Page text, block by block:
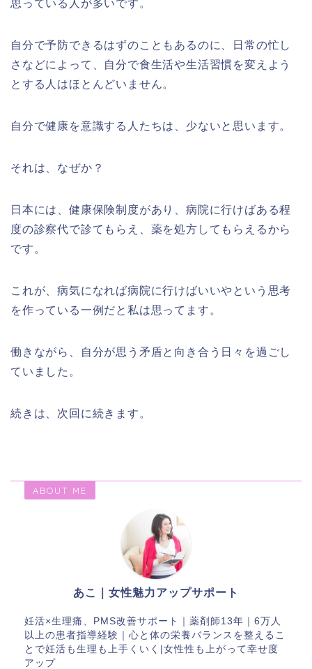
思っている人が多いです。
自分で予防できるはずのこともあるのに、日常の忙し
さなどによって、自分で食生活や生活習慣を変えよう
とする人はほとんどいません。
自分で健康を意識する人たちは、少ないと思います。
それは、なぜか？
日本には、健康保険制度があり、病院に行けばある程
度の診察代で診てもらえ、薬を処方してもらえるから
です。
これが、病気になれば病院に行けばいいやという思考
を作っている一例だと私は思ってます。
働きながら、自分が思う矛盾と向き合う日々を過ごし
ていました。
続きは、次回に続きます。
ABOUT ME
あこ｜女性魅力アップサポート
妊活×生理痛、PMS改善サポート｜薬剤師13年｜6万人
以上の患者指導経験｜心と体の栄養バランスを整えるこ
とで妊活も生理も上手くいく|女性性も上がって幸せ度
アップ